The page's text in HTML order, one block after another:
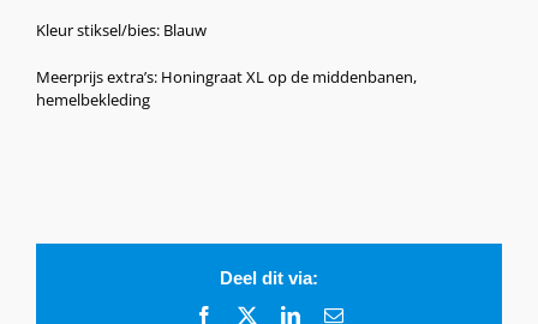
Kleur stiksel/bies: Blauw
Meerprijs extra’s: Honingraat XL op de middenbanen,
hemelbekleding
Deel dit via:
Facebook LinkedIn
E-